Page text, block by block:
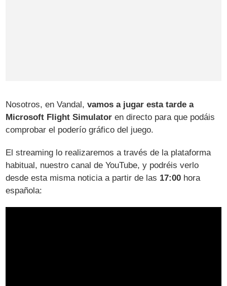
Nosotros, en Vandal, vamos a jugar esta tarde a
Microsoft Flight Simulator en directo para que podáis
comprobar el poderío gráfico del juego.
El streaming lo realizaremos a través de la plataforma
habitual, nuestro canal de YouTube, y podréis verlo
desde esta misma noticia a partir de las 17:00 hora
española: